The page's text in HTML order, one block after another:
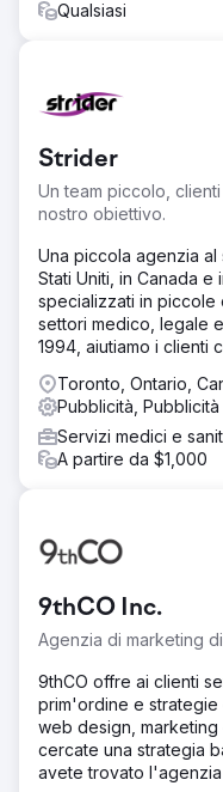
Qualsiasi
Strider
Un team piccolo,
nostro obiettivo.
Una piccola agenzia
Stati Uniti, in Canada e
specializzati in piccole
settori medico, legale
1994, aiutiamo i clienti
Toronto, Ontario,
Pubblicità, Pubblicità
Servizi medici e
A partire da $1,000
9thCO Inc.
Agenzia di marketing
9thCO offre ai clienti
prim'ordine e strategie
web design, marketing
cercate una strategia
avete trovato l'agenzia